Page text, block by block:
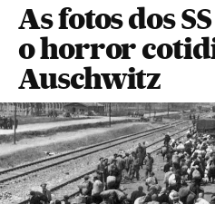
As fotos dos
o horror
Auschwitz